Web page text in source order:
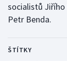
socialistů
Petr Benda.
ŠTÍTKY